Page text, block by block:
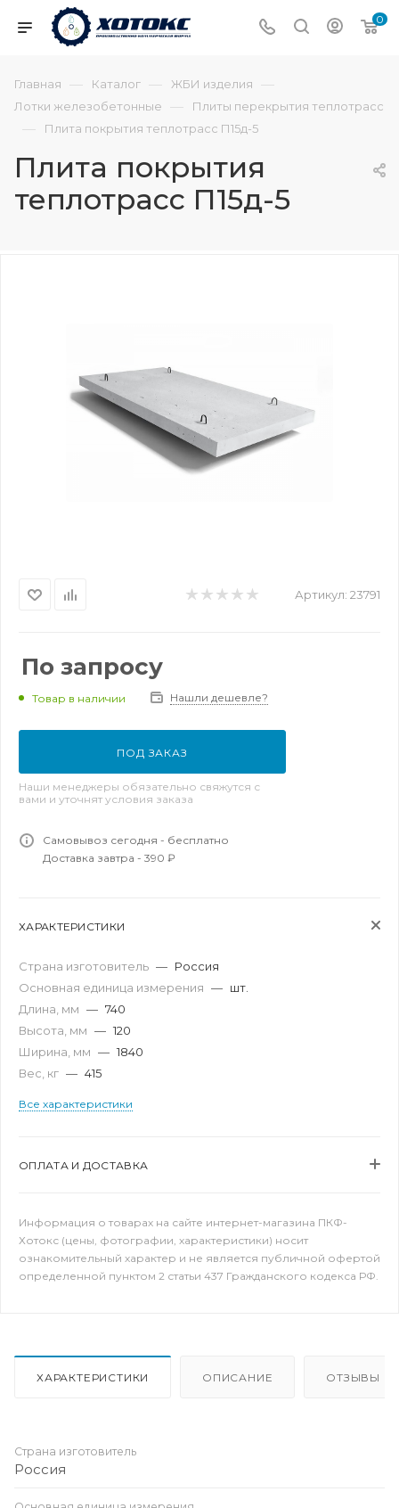
0
Главная — Каталог — ЖБИ изделия —
Лотки железобетонные — Плиты перекрытия теплотрасс
— Плита покрытия теплотрасс П15д-5
Плита покрытия
теплотрасс П15д-5
Артикул: 23791
По запросу
Товар в наличии Нашли дешевле?
ПОД ЗАКАЗ
Наши менеджеры обязательно свяжутся с
вами и уточнят условия заказа
Самовывоз сегодня - бесплатно
Доставка завтра - 390 ₽
ХАРАКТЕРИСТИКИ
Страна изготовитель — Россия
Основная единица измерения — шт.
Длина, мм — 740
Высота, мм — 120
Ширина, мм — 1840
Вес, кг — 415
Все характеристики
ОПЛАТА И ДОСТАВКА
Информация о товарах на сайте интернет-магазина ПКФ-
Хотокс (цены, фотографии, характеристики) носит
ознакомительный характер и не является публичной офертой
определенной пунктом 2 статьи 437 Гражданского кодекса РФ.
ХАРАКТЕРИСТИКИ ОПИСАНИЕ ОТЗЫВЫ
Страна изготовитель
Россия